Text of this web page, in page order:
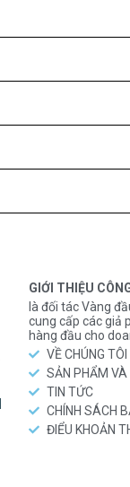
GIỚI THIỆU
là đối tác Vàng
cung cấp các giả
hàng đầu cho
VỀ CHÚNG TÔI
SẢN PHẨM VÀ
TIN TỨC
CHÍNH SÁCH
ĐIỂU KHOẢN